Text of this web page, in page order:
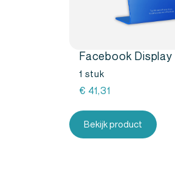
Facebook Display
1 stuk
€ 41,31
Bekijk product